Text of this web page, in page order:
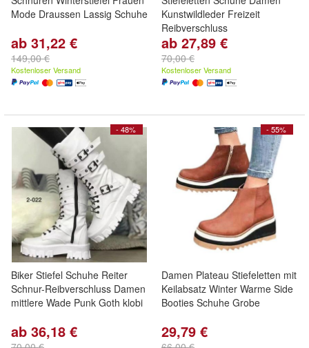
Mode Draussen Lassig Schuhe
ab 31,22 €
149,00 €
Kostenloser Versand
Kunstwildleder Freizeit
Reibverschluss
ab 27,89 €
70,00 €
Kostenloser Versand
- 48%
Biker Stiefel Schuhe Reiter
Schnur-Reibverschluss Damen
mittlere Wade Punk Goth klobi
ab 36,18 €
- 55%
Damen Plateau Stiefeletten mit
Keilabsatz Winter Warme Side
Booties Schuhe Grobe
29,79 €